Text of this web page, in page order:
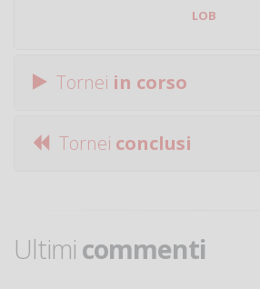
LOB
Tornei in corso
Tornei conclusi
Ultimi commenti